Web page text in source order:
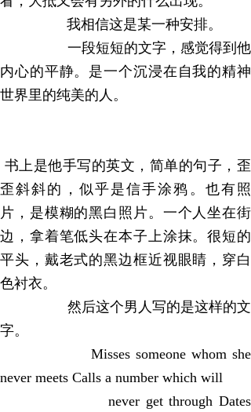
我相信这是某一种安排。
一段短短的文字，感觉得到他
内心的平静。是一个沉浸在自我的精神
世界里的纯美的人。
书上是他手写的英文，简单的句子，歪
歪斜斜的，似乎是信手涂鸦。也有照
片，是模糊的黑白照片。一个人坐在街
边，拿着笔低头在本子上涂抹。很短的
平头，戴老式的黑边框近视眼睛，穿白
色衬衣。
然后这个男人写的是这样的文
字。
Misses someone whom she
never meets Calls a number which will
never get through Dates